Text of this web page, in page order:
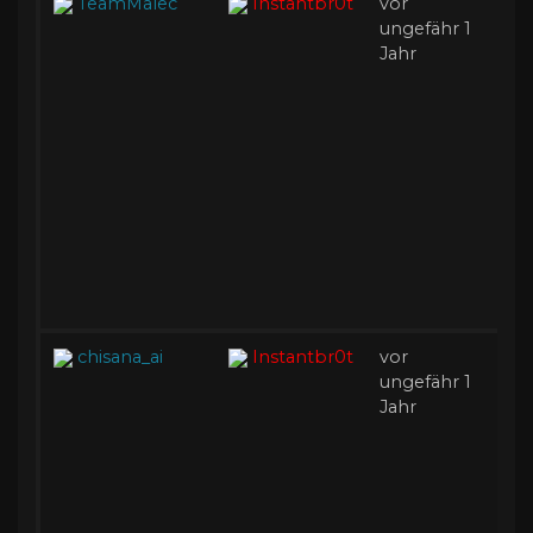
ungefähr 1
Jahr
chisana_ai Instantbr0t
vor
ungefähr 1
Jahr